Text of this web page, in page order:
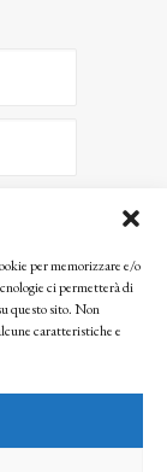
per memorizzare e/o
ci permetterà di
questo sito. Non
caratteristiche e
trattate